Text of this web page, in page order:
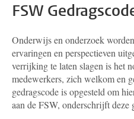
FSW
Onderwijs en onderzoek
ervaringen en perspectieven
verrijking te laten slagen is het
medewerkers, zich welkom en
gedragscode is opgesteld om
aan de FSW, onderschrijft deze